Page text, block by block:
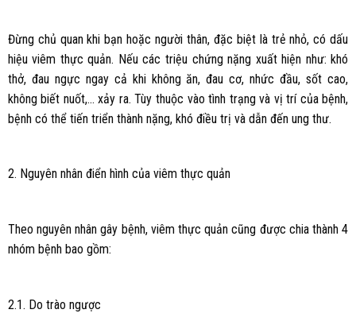
Đừng chủ quan khi bạn hoặc người thân, đặc biệt là trẻ nhỏ, có dấu
hiệu viêm thực quản. Nếu các triệu chứng nặng xuất hiện như: khó
thở, đau ngực ngay cả khi không ăn, đau cơ, nhức đầu, sốt cao,
không biết nuốt,… xảy ra. Tùy thuộc vào tình trạng và vị trí của bệnh,
bệnh có thể tiến triển thành nặng, khó điều trị và dẫn đến ung thư.
2. Nguyên nhân điển hình của viêm thực quản
Theo nguyên nhân gây bệnh, viêm thực quản cũng được chia thành 4
nhóm bệnh bao gồm:
2.1. Do trào ngược